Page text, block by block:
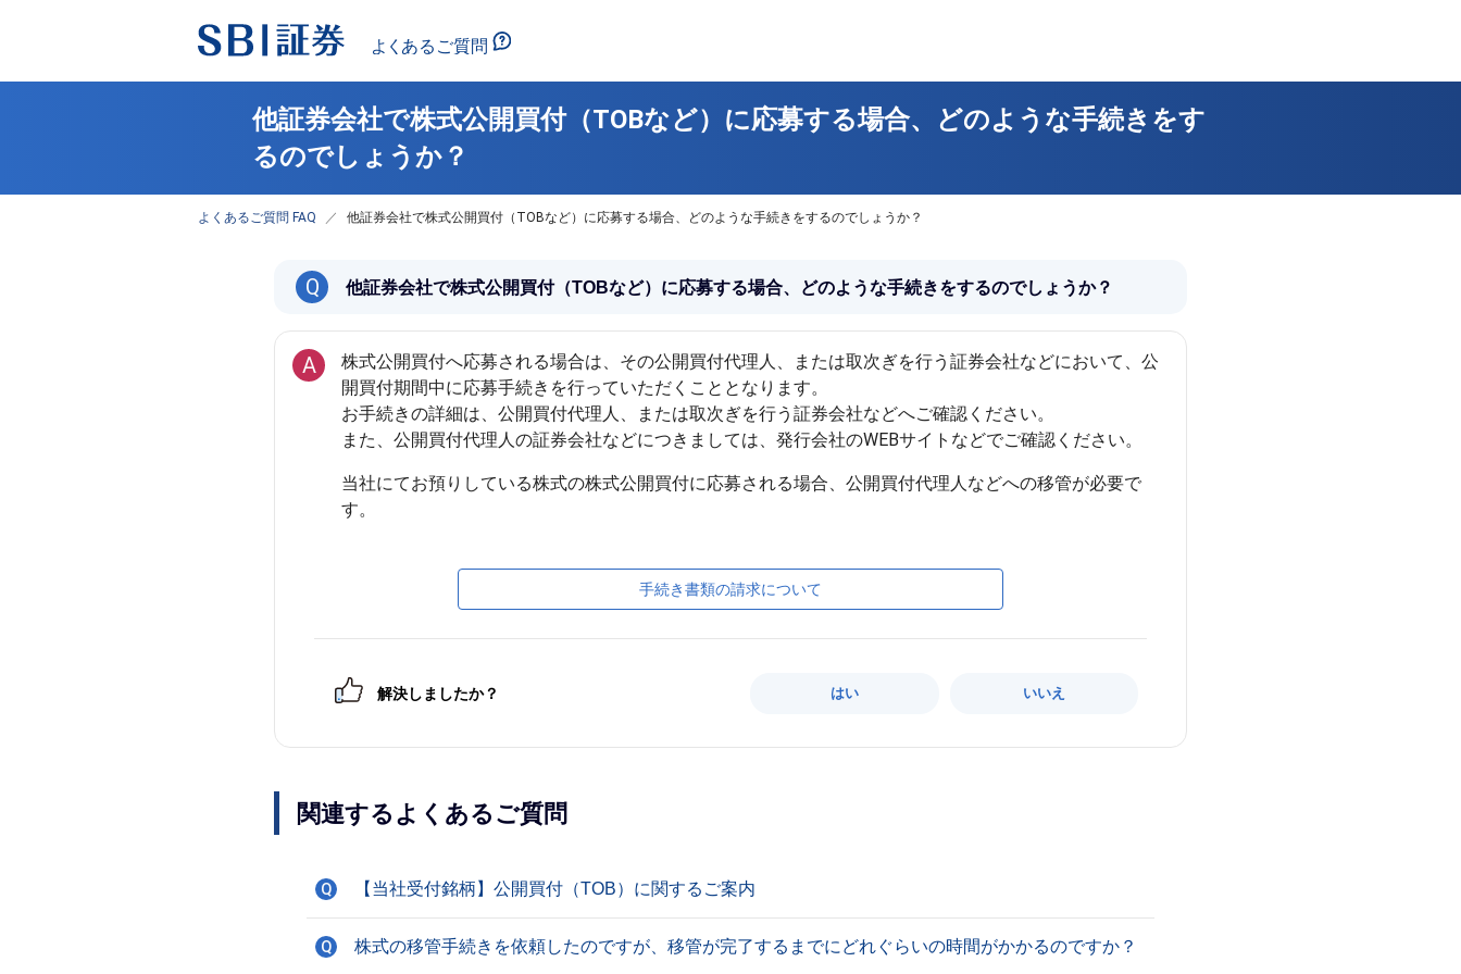
他証券会社で株式公開買付（TOBなど）に応募する場合、どのような手続きをす
るのでしょうか？
よくあるご質問 FAQ 他証券会社で株式公開買付（TOBなど）に応募する場合、どのような手続きをするのでしょうか？
Q 他証券会社で株式公開買付（TOBなど）に応募する場合、どのような手続きをするのでしょうか？
A
株式公開買付へ応募される場合は、その公開買付代理人、または取次ぎを行う証券会社などにおいて、公
開買付期間中に応募手続きを行っていただくこととなります。
お手続きの詳細は、公開買付代理人、または取次ぎを行う証券会社などへご確認ください。
また、公開買付代理人の証券会社などにつきましては、発行会社のWEBサイトなどでご確認ください。
当社にてお預りしている株式の株式公開買付に応募される場合、公開買付代理人などへの移管が必要で
手続き書類の請求について
解決しましたか？ はい いいえ
関連するよくあるご質問
Q 【当社受付銘柄】公開買付（TOB）に関するご案内
Q 株式の移管手続きを依頼したのですが、移管が完了するまでにどれぐらいの時間がかかるのですか？